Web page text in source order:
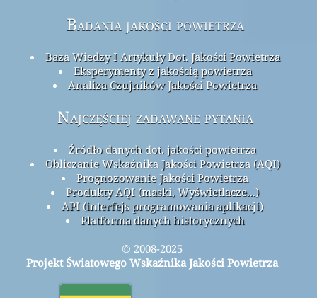
Badania jakości powietrza
Baza Wiedzy I Artykuły Dot. Jakości Powietrza
Eksperymenty z jakością powietrza
Analiza Czujników Jakości Powietrza
Najczęściej zadawane pytania
Źródło danych dot. jakości powietrza
Obliczanie Wskaźnika Jakości Powietrza (AQI)
Prognozowanie Jakości Powietrza
Produkty AQI (maski, Wyświetlacze...)
API (interfejs programowania aplikacji)
Platforma danych historycznych
© 2008-2025
Projekt Światowego Wskaźnika Jakości Powietrza